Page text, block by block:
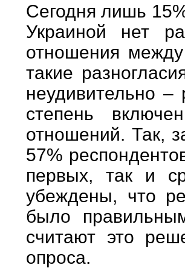
Сегодня лишь
Украиной нет
отношения
такие
неудивительно –
степень
отношений. Так,
57%
первых, так и
убеждены, что
было
считают это
опроса.